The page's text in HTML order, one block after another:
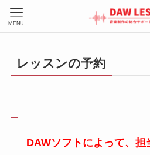
MENU
レッスンの予約
DAWソフトによって、担